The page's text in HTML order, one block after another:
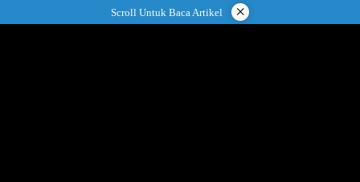
ke
Scroll Untuk Baca Artikel ×